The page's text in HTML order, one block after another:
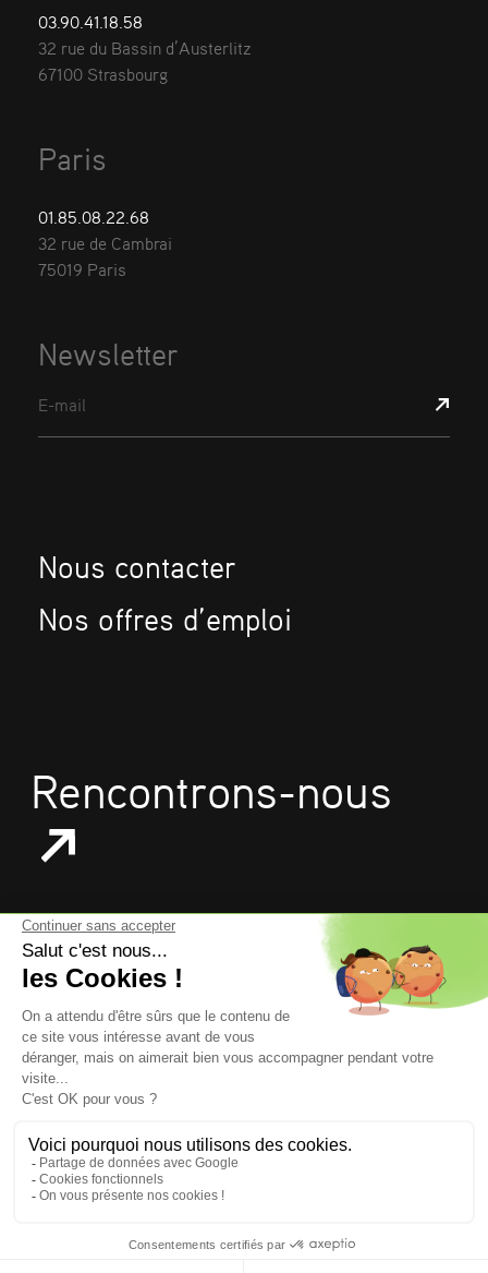
03.90.41.18.58
32 rue du Bassin d’Austerlitz
67100 Strasbourg
Paris
01.85.08.22.68
32 rue de Cambrai
75019 Paris
Newsletter
E-mail
Nous contacter
Nos offres d’emploi
Rencontrons-nous
mentions légales
données personnelles
politique de confidentialité
gestion des cookies